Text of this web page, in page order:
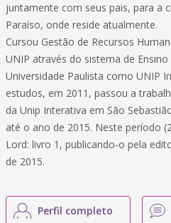
juntamente com seus pais, para a
Paraíso, onde reside atualmente.
Cursou Gestão de Recursos
UNIP através do sistema de
Universidade Paulista como UNIP
estudos, em 2011, passou a
da Unip Interativa em São
até o ano de 2015. Neste período
Lord: livro 1, publicando-o pela
de 2015.
Perfil completo